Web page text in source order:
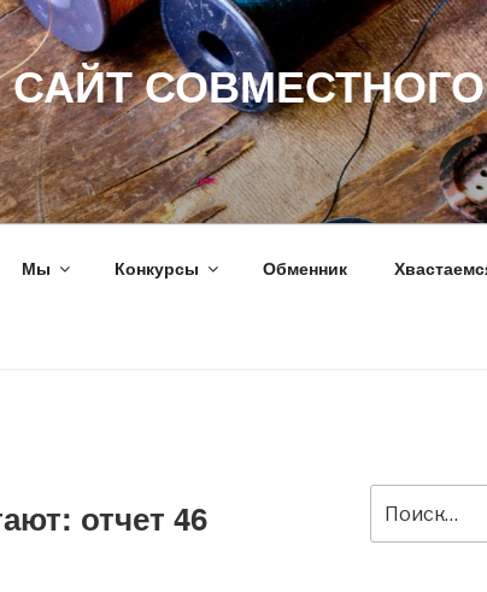
СОВМЕСТНОГО
Мы Конкурсы Обменник
отчет 46